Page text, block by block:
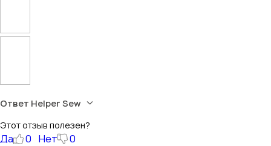
Ответ Helper Sew
Этот отзыв полезен?
Да 0 Нет 0